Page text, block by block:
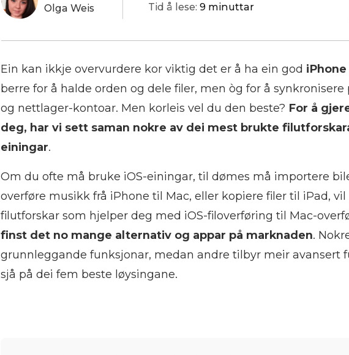
Olga Weis
Tid å lese: 9 minuttar
Ein kan ikkje overvurdere kor viktig det er å ha ein god
berre for å halde orden og dele filer, men òg for å
og nettlager-kontoar. Men korleis vel du den beste? For å
deg, har vi sett saman nokre av dei mest brukte
einingar.
Om du ofte må bruke iOS-einingar, til dømes må importere
overføre musikk frå iPhone til Mac, eller kopiere filer til iPad,
filutforskar som hjelper deg med iOS-filoverføring til Mac-
finst det no mange alternativ og appar på marknaden.
grunnleggande funksjonar, medan andre tilbyr meir avansert
sjå på dei fem beste løysingane.